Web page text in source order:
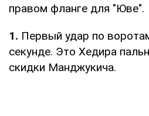
правом фланге для "Юве".
1. Первый удар по
секунде. Это Хедира
скидки Манджукича.